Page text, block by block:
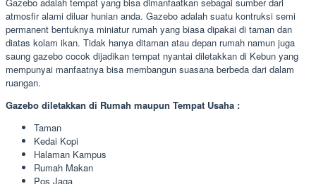
atmosfir alami diluar hunian anda. Gazebo adalah suatu kontruksi semi
permanent bentuknya miniatur rumah yang biasa dipakai di taman dan
diatas kolam ikan. Tidak hanya ditaman atau depan rumah namun juga
saung gazebo cocok dijadikan tempat nyantai diletakkan di Kebun yang
mempunyai manfaatnya bisa membangun suasana berbeda dari dalam
ruangan.
Gazebo diletakkan di Rumah maupun Tempat Usaha :
Taman
Kedai Kopi
Halaman Kampus
Rumah Makan
Pos Jaga